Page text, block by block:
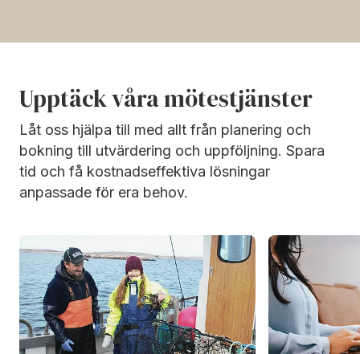
Upptäck våra mötestjänster
Låt oss hjälpa till med allt från planering och
bokning till utvärdering och uppföljning. Spara
tid och få kostnadseffektiva lösningar
anpassade för era behov.